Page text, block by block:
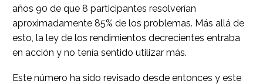
años 90 de que 8 participantes resolverían
aproximadamente 85% de los problemas. Más allá de
esto, la ley de los rendimientos decrecientes entraba
en acción y no tenía sentido utilizar más.
Este número ha sido revisado desde entonces y este